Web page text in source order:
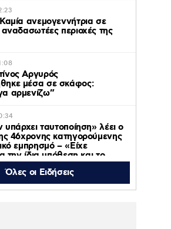
ανεμογεννήτρια σε
περιοχές της
Αργυρός
μέσα σε σκάφος:
αρμενίζω”
ταυτοποίηση» λέει ο
46χρονης κατηγορούμενης
εμπρησμό – «Είχε
την ίδια υπόθεση και το
08.08.2026 | 10:08
Όλες οι Ειδήσεις